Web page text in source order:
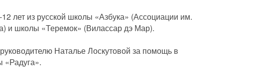
лет из русской школы «Азбука» (Ассоциации им.
и школы «Теремок» (Вилассар дэ Мар).
Наталье Лоскутовой за помощь в
«Радуга».